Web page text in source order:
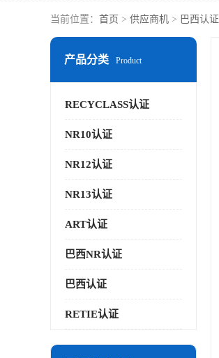
当前位置： 首页 > 供应商机 > 巴西认证
产品分类 Product
RECYCLASS认证
NR10认证
NR12认证
NR13认证
ART认证
巴西NR认证
巴西认证
RETIE认证